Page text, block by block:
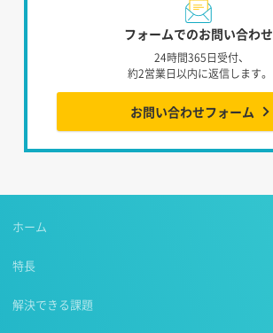
フォームでのお問い合わせ
24時間365日受付、
約2営業日以内に返信します。
お問い合わせフォーム
ホーム
特長
解決できる課題